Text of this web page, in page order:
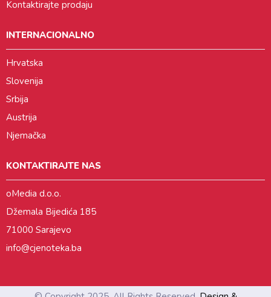
Kontaktirajte prodaju
INTERNACIONALNO
Hrvatska
Slovenija
Srbija
Austrija
Njemačka
KONTAKTIRAJTE NAS
oMedia d.o.o.
Džemala Bijedića 185
71000 Sarajevo
info@cjenoteka.ba